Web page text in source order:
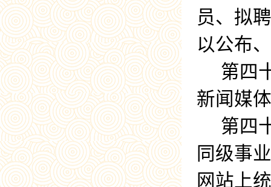
员、拟
以公布
第四
新闻媒
第四
同级事
网站上